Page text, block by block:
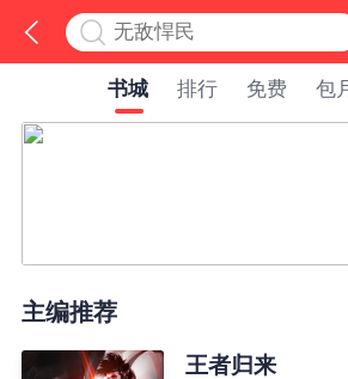
书城
排行 免费 包
主编推荐
王者归来